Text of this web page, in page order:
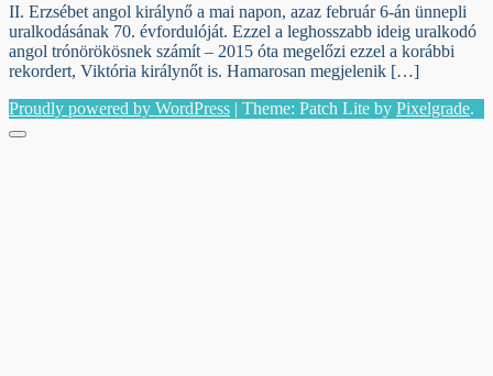
II. Erzsébet angol királynő a mai napon, azaz február 6-án ünnepli
uralkodásának 70. évfordulóját. Ezzel a leghosszabb ideig uralkodó
angol trónörökösnek számít – 2015 óta megelőzi ezzel a korábbi
rekordert, Viktória királynőt is. Hamarosan megjelenik […]
Proudly powered by WordPress | Theme: Patch Lite by Pixelgrade.
Menu